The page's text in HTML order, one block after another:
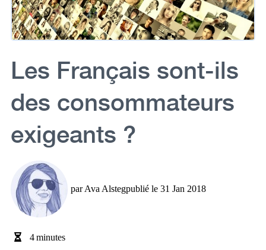
Les Français sont-ils
des consommateurs
exigeants ?
parAva Alstegpublié le 31 Jan 2018
4minutes